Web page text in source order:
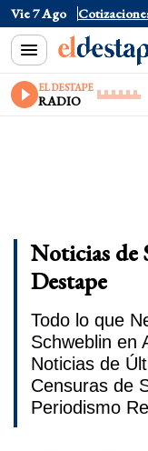
Vie 7 Ago
Dólar CCL $1579.8
EL DESTAPE
RADIO
Noticias de
Destape
Todo lo que
Schweblin en
Noticias de
Censuras de
Periodismo